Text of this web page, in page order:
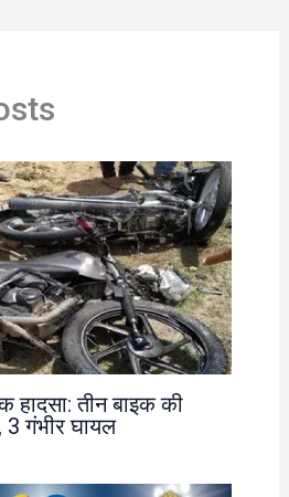
हादसा: तीन बाइक की
गंभीर घायल